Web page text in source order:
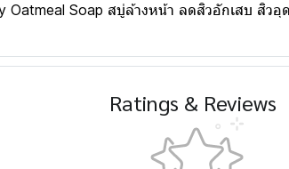
Oatmeal Soap สบู่ล้างหน้า ลดสิวอักเสบ สิว
Ratings & Reviews